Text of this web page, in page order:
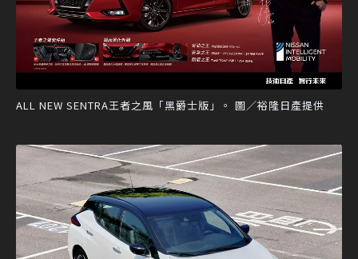
ALL NEW SENTRA王者之風「黑爵士版」。 圖／裕隆日產提供